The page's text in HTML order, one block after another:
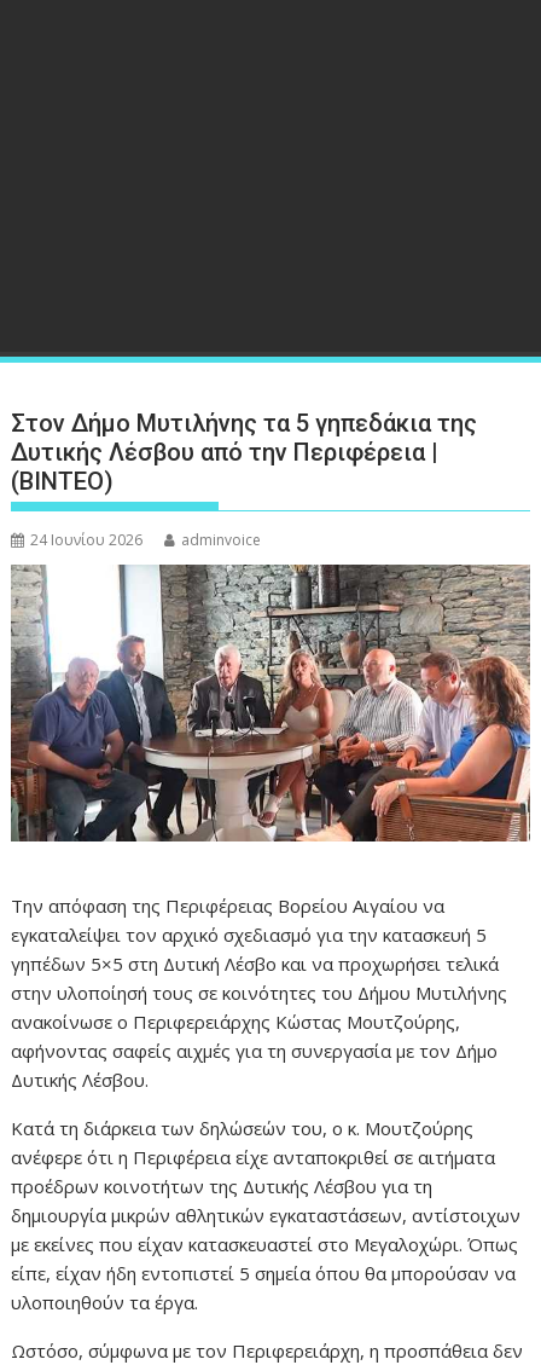
Στον Δήμο Μυτιλήνης τα 5 γηπεδάκια της
Δυτικής Λέσβου από την Περιφέρεια |
(ΒΙΝΤΕΟ)
24 Ιουνίου 2026 adminvoice
Την απόφαση της Περιφέρειας Βορείου Αιγαίου να
εγκαταλείψει τον αρχικό σχεδιασμό για την κατασκευή 5
γηπέδων 5×5 στη Δυτική Λέσβο και να προχωρήσει τελικά
στην υλοποίησή τους σε κοινότητες του Δήμου Μυτιλήνης
ανακοίνωσε ο Περιφερειάρχης Κώστας Μουτζούρης,
αφήνοντας σαφείς αιχμές για τη συνεργασία με τον Δήμο
Δυτικής Λέσβου.
Κατά τη διάρκεια των δηλώσεών του, ο κ. Μουτζούρης
ανέφερε ότι η Περιφέρεια είχε ανταποκριθεί σε αιτήματα
προέδρων κοινοτήτων της Δυτικής Λέσβου για τη
δημιουργία μικρών αθλητικών εγκαταστάσεων, αντίστοιχων
με εκείνες που είχαν κατασκευαστεί στο Μεγαλοχώρι. Όπως
είπε, είχαν ήδη εντοπιστεί 5 σημεία όπου θα μπορούσαν να
υλοποιηθούν τα έργα.
Ωστόσο, σύμφωνα με τον Περιφερειάρχη, η προσπάθεια δεν